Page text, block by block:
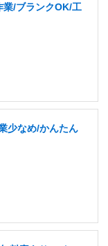
業/ブランクOK/工
少なめ/かんたん